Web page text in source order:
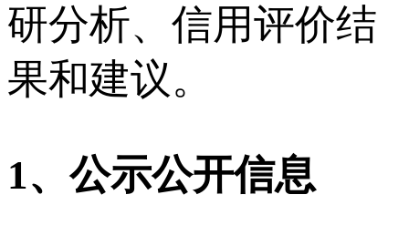
研分析、信用评价结
果和建议。
1、公示公开信息